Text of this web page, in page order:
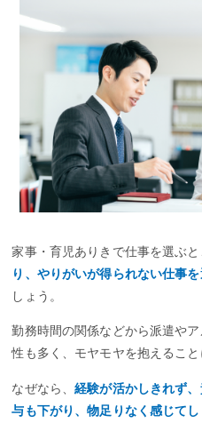
家事・育児ありきで仕事を選ぶと
り、やりがいが得られない仕事
しょう。
勤務時間の関係などから派遣や
性も多く、モヤモヤを抱えること
なぜなら、経験が活かしきれず
与も下がり、物足りなく感じてし